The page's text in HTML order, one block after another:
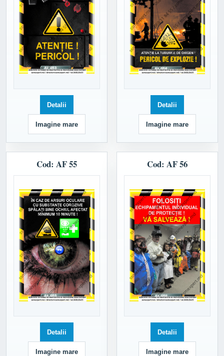
Detalii
Imagine mare
Detalii
Imagine mare
Cod: AF 55
Detalii
Imagine mare
Cod: AF 56
Detalii
Imagine mare